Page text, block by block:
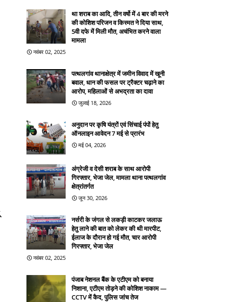
था शराब का आदि, तीन वर्षो में 4 बार की मरने
की कोशिश परिजन व किस्मत ने दिया साथ,
5वी दफे में मिली मौत, अचंभित करने वाला
मामला
नवंबर 02, 2025
पत्थलगांव थानाक्षेत्र में जमीन विवाद में खूनी
बवाल, धान की फसल पर ट्रैक्टर चढ़ाने का
आरोप, महिलाओं से अभद्रता का दावा
जुलाई 18, 2026
अनुदान पर कृषि यंत्रों एवं सिंचाई पंपों हेतु
ऑनलाइन आवेदन 7 मई से प्रारंभ
मई 04, 2026
अंग्रेजी व देसी शराब के साथ आरोपी
गिरफ्तार, भेजा जेल, मामला थाना पत्थलगांव
क्षेत्रांतर्गत
जून 30, 2026
नर्सरी के जंगल से लकड़ी काटकर जलाऊ
हेतु लाने की बात को लेकर की थी मारपीट,
ईलाज के दौरान हो गई मौत, चार आरोपी
गिरफ्तार, भेजा जेल
नवंबर 02, 2025
पंजाब नेशनल बैंक के एटीएम को बनाया
निशाना, एटीएम तोड़ने की कोशिश नाकाम —
CCTV में कैद, पुलिस जांच तेज